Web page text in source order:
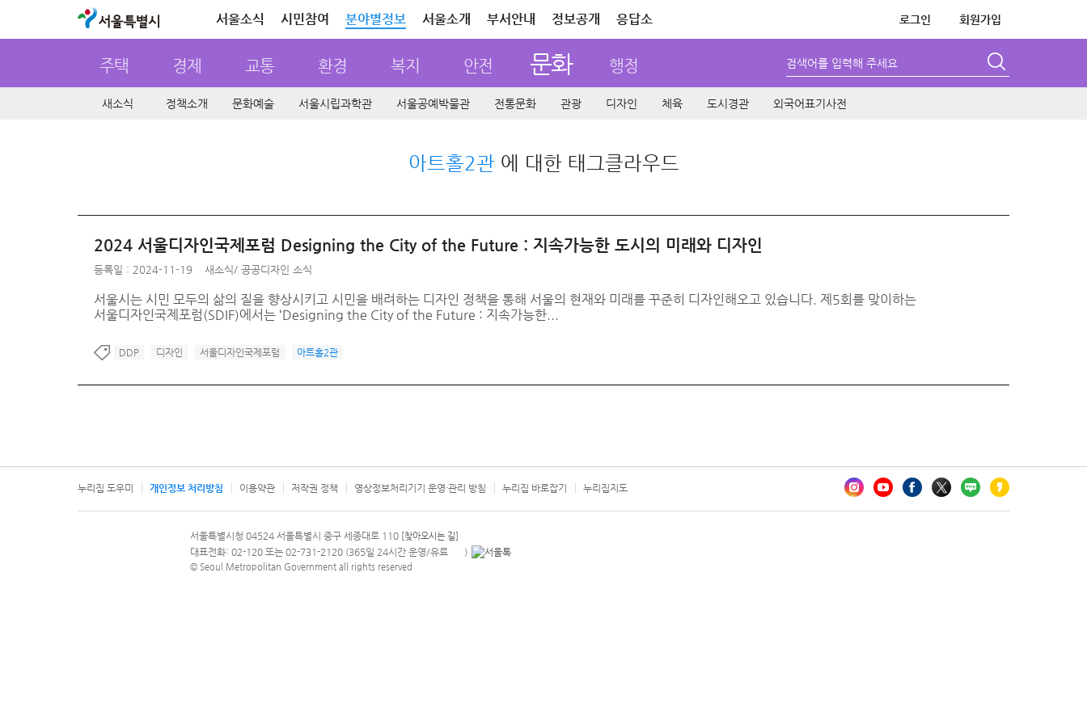
서울특별시 서울소식 시민참여 분야별정보 서울소개 부서안내 정보공개 응답소 로그인 회원가입
주택 경제 교통 환경 복지 안전 문화 행정 검색어를 입력해 주세요
새소식 정책소개 문화예술 서울시립과학관 서울공예박물관 전통문화 관광 디자인 체육 도시경관 외국어표기사전
아트홀2관에 대한 태그클라우드
2024 서울디자인국제포럼 Designing the City of the Future : 지속가능한 도시의 미래와 디자인
등록일 : 2024-11-19 새소식/ 공공디자인 소식
서울시는 시민 모두의 삶의 질을 향상시키고 시민을 배려하는 디자인 정책을 통해 서울의 현재와 미래를 꾸준히 디자인해오고 있습니다. 제5회를 맞이하는
서울디자인국제포럼(SDIF)에서는 ‘Designing the City of the Future : 지속가능한...
DDP 디자인 서울디자인국제포럼 아트홀2관
누리집 도우미 개인정보 처리방침 이용약관 저작권 정책 영상정보처리기기 운영·관리 방침 누리집 바로잡기 누리집지도
문의 전화번호 120, 120 다산콜재단
서울특별시청 04524 서울특별시 중구 세종대로 110 [찾아오시는 길]
대표전화: 02-120 또는 02-731-2120 (365일 24시간 운영/유료 안내팝업 열기
)
© Seoul Metropolitan Government all rights reserved